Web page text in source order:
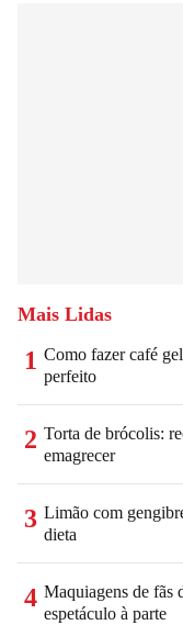
Mais Lidas
1 Como fazer café
perfeito
2 Torta de brócolis:
emagrecer
3 Limão com
dieta
4 Maquiagens de fãs
espetáculo à parte